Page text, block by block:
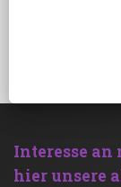
Interesse
hier unsere